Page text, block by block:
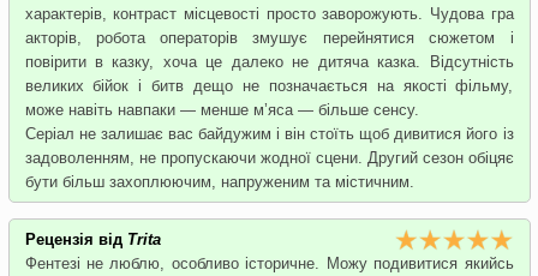
характерів, контраст місцевості просто заворожують. Чудова гра
акторів, робота операторів змушує перейнятися сюжетом і
повірити в казку, хоча це далеко не дитяча казка. Відсутність
великих бійок і битв дещо не позначається на якості фільму,
може навіть навпаки — менше м’яса — більше сенсу.
Серіал не залишає вас байдужим і він стоїть щоб дивитися його із
задоволенням, не пропускаючи жодної сцени. Другий сезон обіцяє
бути більш захоплюючим, напруженим та містичним.
Рецензія від Trita
Фентезі не люблю, особливо історичне. Можу подивитися якийсь